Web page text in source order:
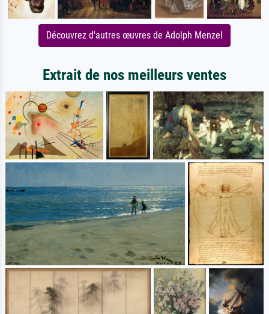
Découvrez d'autres œuvres de Adolph Menzel
Extrait de nos meilleurs ventes